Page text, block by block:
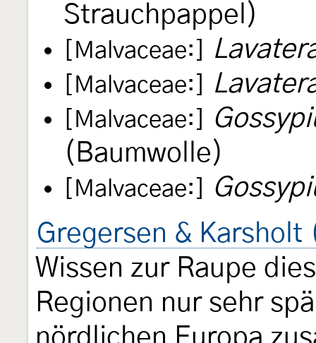
Strauchpappel)
[Malvaceae:]
[Malvaceae:]
[Malvaceae:]
(Baumwolle)
[Malvaceae:]
Gregersen &
Wissen zur Raupe
Regionen nur sehr